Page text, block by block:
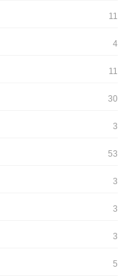
11
4
11
30
3
53
3
3
3
5